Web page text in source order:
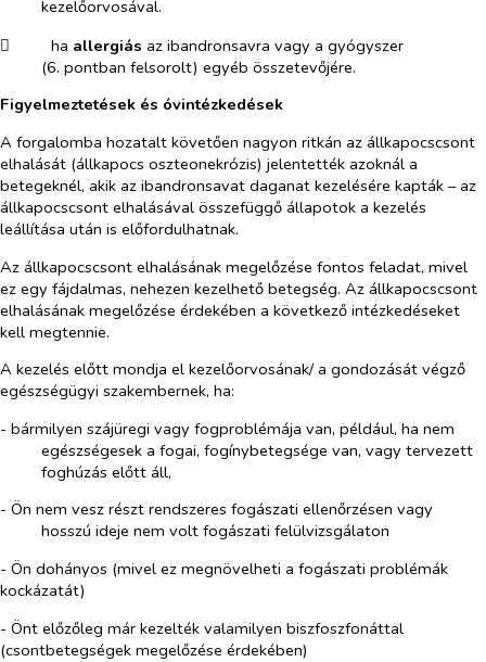
kezelőorvosával.
​
ha allergiás az ibandronsavra vagy a gyógyszer
(6. pontban felsorolt) egyéb összetevőjére.
Figyelmeztetések és óvintézkedések
A forgalomba hozatalt követően nagyon ritkán az állkapocscsont
elhalását (állkapocs oszteonekrózis) jelentették azoknál a
betegeknél, akik az ibandronsavat daganat kezelésére kapták – az
állkapocscsont elhalásával összefüggő állapotok a kezelés
leállítása után is előfordulhatnak.
Az állkapocscsont elhalásának megelőzése fontos feladat, mivel
ez egy fájdalmas, nehezen kezelhető betegség. Az állkapocscsont
elhalásának megelőzése érdekében a következő intézkedéseket
kell megtennie.
A kezelés előtt mondja el kezelőorvosának/ a gondozását végző
egészségügyi szakembernek, ha:
- bármilyen szájüregi vagy fogproblémája van, például, ha nem
egészségesek a fogai, fogínybetegsége van, vagy tervezett
foghúzás előtt áll,
- Ön nem vesz részt rendszeres fogászati ellenőrzésen vagy
hosszú ideje nem volt fogászati felülvizsgálaton
- Ön dohányos (mivel ez megnövelheti a fogászati problémák
kockázatát)
- Önt előzőleg már kezelték valamilyen biszfoszfonáttal
(csontbetegségek megelőzése érdekében)